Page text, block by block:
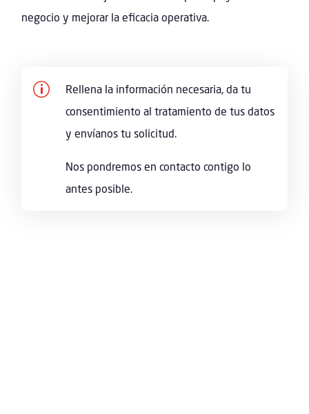
negocio y mejorar la eficacia operativa.
p
Rellena la información necesaria, da tu
consentimiento al tratamiento de tus datos
y envíanos tu solicitud.
Nos pondremos en contacto contigo lo
antes posible.